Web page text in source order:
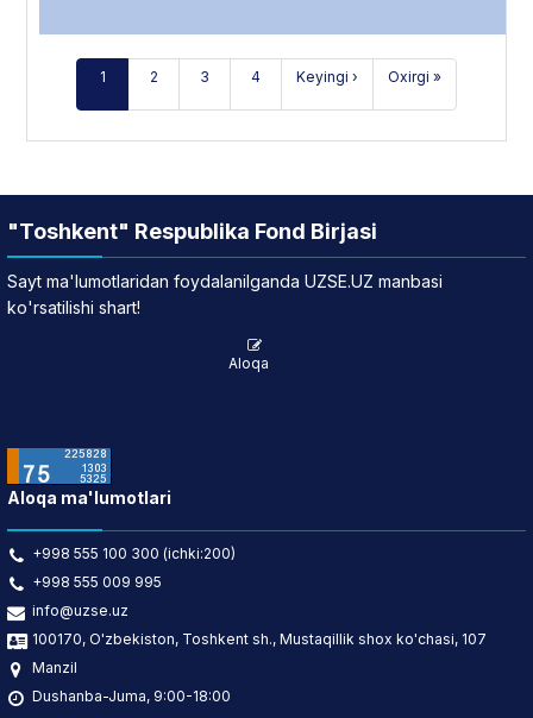
1 2 3 4 Keyingi › Oxirgi »
"Toshkent" Respublika Fond Birjasi
Sayt ma'lumotlaridan foydalanilganda UZSE.UZ manbasi
ko'rsatilishi shart!
Aloqa
Aloqa ma'lumotlari
+998 555 100 300 (ichki:200)
+998 555 009 995
info@uzse.uz
100170, O'zbekiston, Toshkent sh., Mustaqillik shox ko'chasi, 107
Manzil
Dushanba-Juma, 9:00-18:00